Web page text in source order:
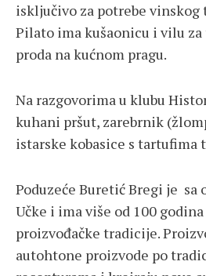
isključivo za potrebe
Pilato ima kušaonicu i vilu
proda na kućnom pragu.
Na razgovorima u klubu
kuhani pršut, zarebrnik
istarske kobasice s tartufima
Poduzeće Buretić Bregi je sa
Učke i ima više od 100
proizvođačke tradicije.
autohtone proizvode po